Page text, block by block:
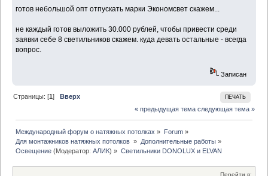
готов небольшой опт отпускать марки Экономсвет скажем...
не каждый готов выложить 30.000 рублей, чтобы привести среди
заявки себе 8 светильников скажем. куда девать остальные - всегда
вопрос.
Записан
ПЕЧАТЬ
Страницы: [1]Вверх
« предыдущая тема следующая тема »
Международный форум о натяжных потолках » Forum»
Для монтажников натяжных потолков » Дополнительные работы»
Освещение (Модератор:АЛИК) » Светильники DONOLUX и ELVAN
Перейти в: